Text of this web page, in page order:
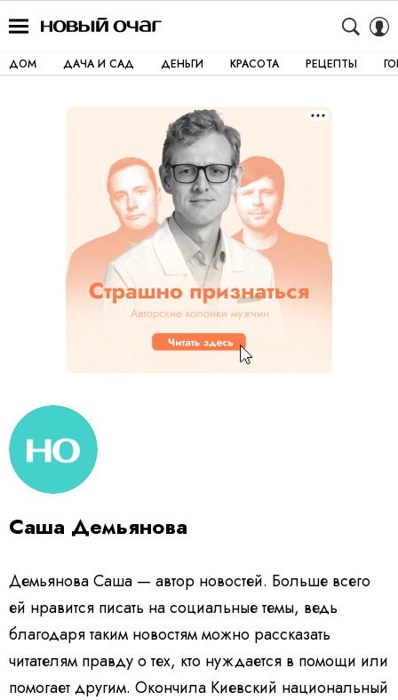
ДОМ ДАЧА И САД ДЕНЬГИ КРАСОТА РЕЦЕПТЫ
Саша Демьянова
Демьянова Саша — автор новостей. Больше всего
ей нравится писать на социальные темы, ведь
благодаря таким новостям можно рассказать
читателям правду о тех, кто нуждается в помощи или
помогает другим. Окончила Киевский национальный